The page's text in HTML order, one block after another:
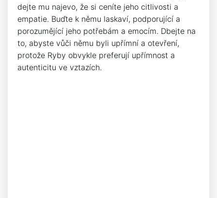
dejte mu najevo, že si ceníte jeho citlivosti a
empatie. Buďte k němu laskaví, podporující a
porozumějící jeho potřebám a emocím. Dbejte na
to, abyste vůči němu byli upřímní a otevření,
protože Ryby obvykle preferují upřímnost a
autenticitu ve vztazích.